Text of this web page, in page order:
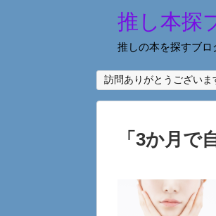
推し本探
推しの本を探すブロ
訪問ありがとうございま
「 3か月で